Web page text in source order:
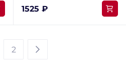
1525 ₽
2